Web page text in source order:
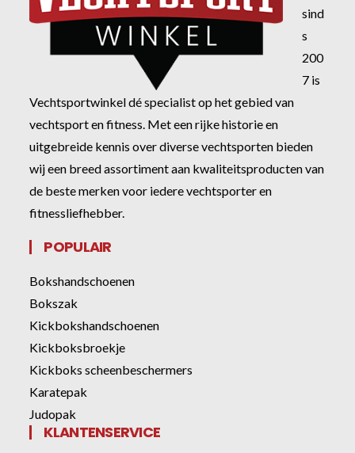
sind
s
200
7 is
Vechtsportwinkel dé specialist op het gebied van
vechtsport en fitness. Met een rijke historie en
uitgebreide kennis over diverse vechtsporten bieden
wij een breed assortiment aan kwaliteitsproducten van
de beste merken voor iedere vechtsporter en
fitnessliefhebber.
POPULAIR
Bokshandschoenen
Bokszak
Kickbokshandschoenen
Kickboksbroekje
Kickboks scheenbeschermers
Karatepak
Judopak
KLANTENSERVICE